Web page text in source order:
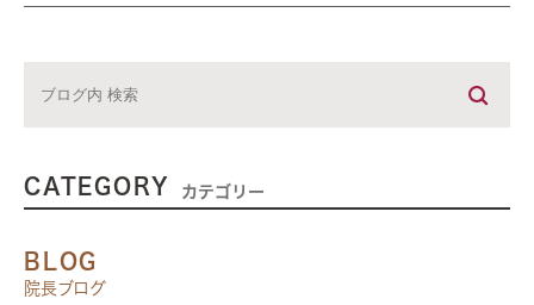
CATEGORY カテゴリー
BLOG
院長ブログ